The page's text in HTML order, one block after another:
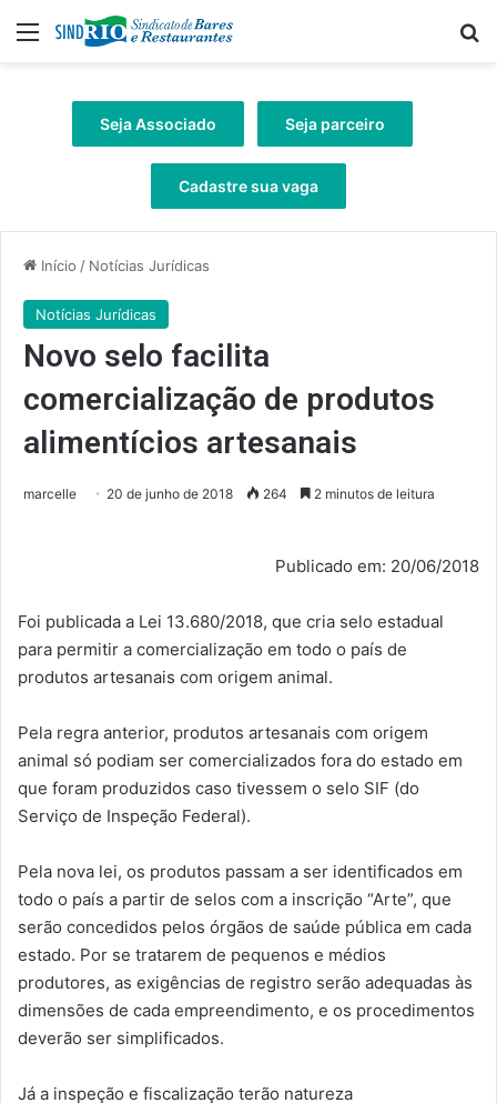
Menu
Seja Associado Seja parceiro
Cadastre sua vaga
Início / Notícias Jurídicas
Notícias Jurídicas
Novo selo facilita
comercialização de produtos
alimentícios artesanais
marcelle 20 de junho de 2018 264 2 minutos de leitura
Publicado em: 20/06/2018
Foi publicada a Lei 13.680/2018, que cria selo estadual
para permitir a comercialização em todo o país de
produtos artesanais com origem animal.
Pela regra anterior, produtos artesanais com origem
animal só podiam ser comercializados fora do estado em
que foram produzidos caso tivessem o selo SIF (do
Serviço de Inspeção Federal).
Pela nova lei, os produtos passam a ser identificados em
todo o país a partir de selos com a inscrição “Arte”, que
serão concedidos pelos órgãos de saúde pública em cada
estado. Por se tratarem de pequenos e médios
produtores, as exigências de registro serão adequadas às
dimensões de cada empreendimento, e os procedimentos
deverão ser simplificados.
Já a inspeção e fiscalização terão natureza